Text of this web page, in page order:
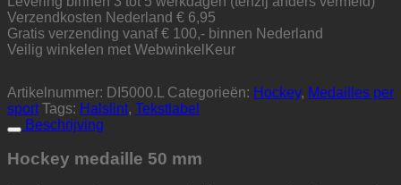
Verzendkosten Nederland € 6,95
Gratis verzending vanaf € 100,- binnen Nederland
Veilig winkelen met WebwinkelKeur
Artikelnummer: DI5000.L Categorieën: Hockey, Medailles per
sport Tags: Halslint, Tekstlabel
Beschrijving
Hockey medaille 50 mm